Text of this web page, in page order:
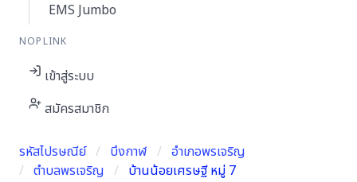
EMS Jumbo
NOPLINK
เข้าสู่ระบบ
สมัครสมาชิก
รหัสไปรษณีย์ บึงกาฬ
อำเภอพรเจริญ
ตำบลพรเจริญ
บ้านน้อยเศรษฐี หมู่ 7